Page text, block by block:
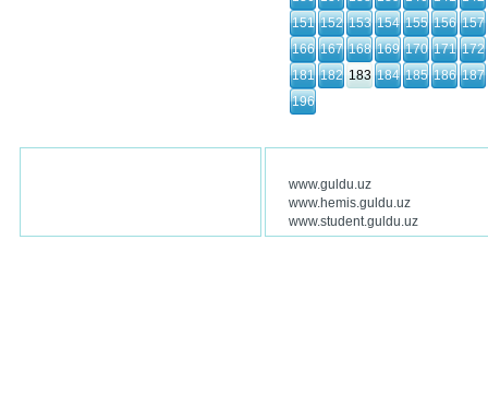
151 152 153 154 155 156 157
166 167 168 169 170 171 172
181 182 183 184 185 186 187
196
www.guldu.uz
www.hemis.guldu.uz
www.student.guldu.uz